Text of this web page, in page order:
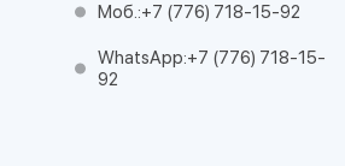
Моб.:+7 (776) 718-15-92
WhatsApp:+7 (776) 718-15-
92